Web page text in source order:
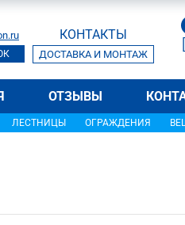
КОНТАКТЫ
ДОСТАВКА И МОНТАЖ
ОТЗЫВЫ
ЛЕСТНИЦЫ ОГРАЖДЕНИЯ